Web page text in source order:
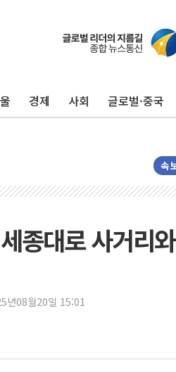
경제 사회 글로벌·중국
속
종대로 사거리
년08월20일 15:01